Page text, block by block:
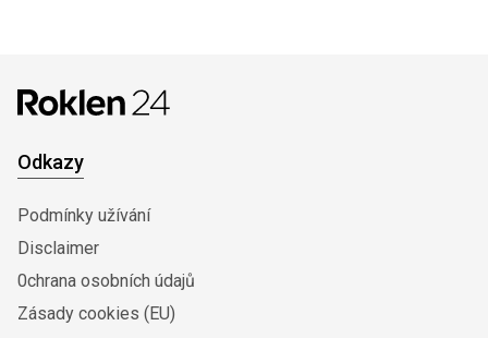
Odkazy
Podmínky užívání
Disclaimer
0chrana osobních údajů
Zásady cookies (EU)